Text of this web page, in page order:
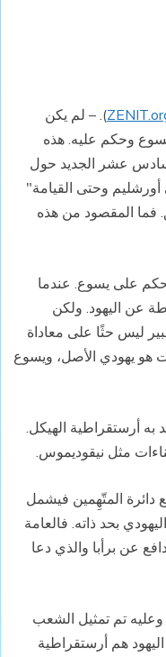
). – لم يكن
وحكم عليه. هذه
عشر الجديد حول
وحتى القيامة"
فما المقصود من هذه
على يسوع. عندما
عن اليهود. ولكن
ليس حثًا على معاداة
هو يهودي الأصل، ويسوع
به أرستقراطية الهيكل.
مثل نيقوديموس.
دائرة المتّهِمين فيشمل
بحد ذاته. فالعامة
عن برأبا والذي دعا
تم تمثيل الشعب
هم أرستقراطية